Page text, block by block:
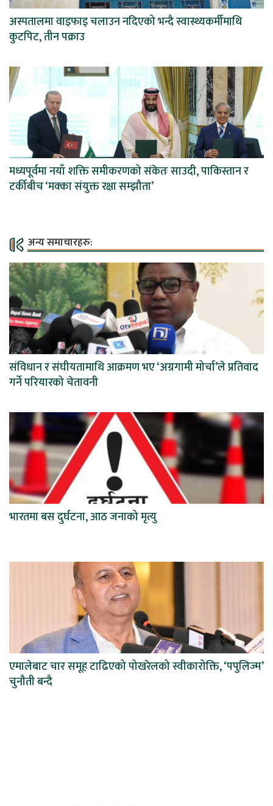
अस्पतालमा वाइफाइ चलाउन नदिएको भन्दै स्वास्थ्यकर्मीमाथि
कुटपिट, तीन पक्राउ
मध्यपूर्वमा नयाँ शक्ति समीकरणको संकेतः साउदी, पाकिस्तान र
टर्कीबीच ‘मक्का संयुक्त रक्षा सम्झौता’
अन्य समाचारहरु:
संविधान र संघीयतामाथि आक्रमण भए ‘अग्रगामी मोर्चा’ले प्रतिवाद
गर्ने परियारको चेतावनी
भारतमा बस दुर्घटना, आठ जनाको मृत्यु
एमालेबाट चार समूह टाढिएको पोखरेलको स्वीकारोक्ति, ‘पपुलिज्म’
चुनौती बन्दै